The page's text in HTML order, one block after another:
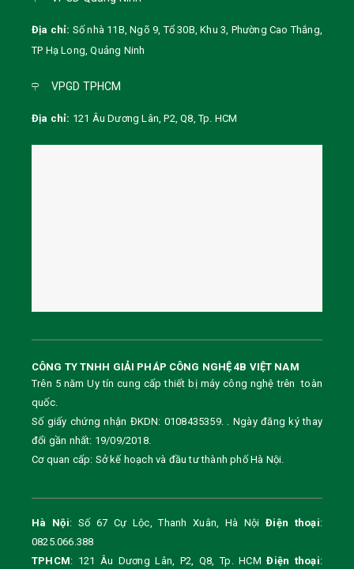
Địa chỉ: Số nhà 11B, Ngõ 9, Tổ 30B, Khu 3, Phường Cao Thắng,
TP Hạ Long, Quảng Ninh
VPGD TPHCM
Địa chỉ: 121 Âu Dương Lân, P2, Q8, Tp. HCM
CÔNG TY TNHH GIẢI PHÁP CÔNG NGHỆ 4B VIỆT NAM
Trên 5 năm Uy tín cung cấp thiết bị máy công nghệ trên toàn
quốc.
Số giấy chứng nhận ĐKDN: 0108435359. . Ngày đăng ký thay
đổi gần nhất: 19/09/2018.
Cơ quan cấp: Sở kế hoạch và đầu tư thành phố Hà Nội.
Hà Nội: Số 67 Cự Lộc, Thanh Xuân, Hà NộiĐiện thoại:
0825.066.388
TPHCM: 121 Âu Dương Lân, P2, Q8, Tp. HCMĐiện thoại: